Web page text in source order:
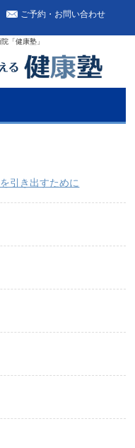
「健康塾」
ご予約・お問い合わせ
引き出すために